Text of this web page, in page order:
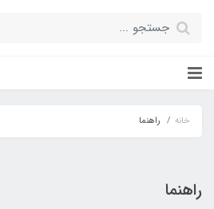
خانه راهنما
راهنما